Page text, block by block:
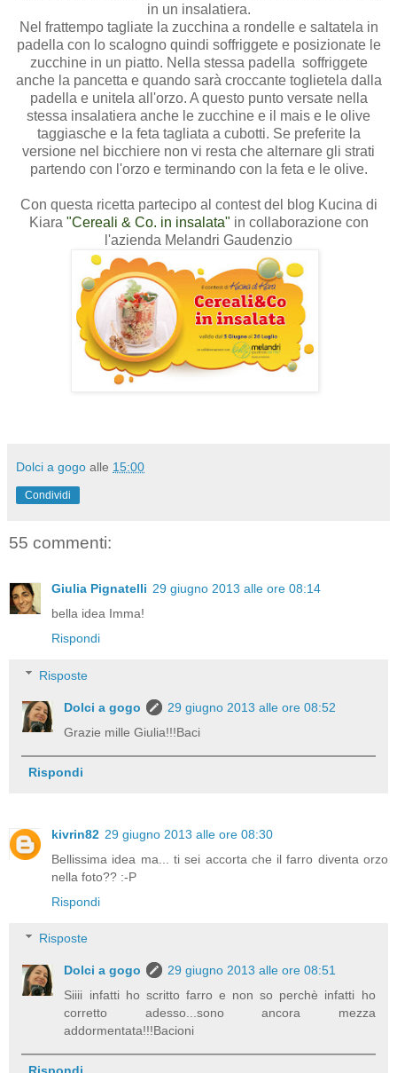
in un insalatiera.
Nel frattempo tagliate la zucchina a rondelle e saltatela in
padella con lo scalogno quindi soffriggete e posizionate le
zucchine in un piatto. Nella stessa padella soffriggete
anche la pancetta e quando sarà croccante toglietela dalla
padella e unitela all'orzo. A questo punto versate nella
stessa insalatiera anche le zucchine e il mais e le olive
taggiasche e la feta tagliata a cubotti. Se preferite la
versione nel bicchiere non vi resta che alternare gli strati
partendo con l'orzo e terminando con la feta e le olive.
Con questa ricetta partecipo al contest del blog Kucina di
Kiara "Cereali & Co. in insalata" in collaborazione con
l'azienda Melandri Gaudenzio
Dolci a gogo alle 15:00
Condividi
55 commenti:
Giulia Pignatelli 29 giugno 2013 alle ore 08:14
bella idea Imma!
Rispondi
Risposte
Dolci a gogo
29 giugno 2013 alle ore 08:52
Grazie mille Giulia!!!Baci
Rispondi
kivrin82 29 giugno 2013 alle ore 08:30
Bellissima idea ma... ti sei accorta che il farro diventa orzo
nella foto?? :-P
Rispondi
Risposte
Dolci a gogo
29 giugno 2013 alle ore 08:51
Siiii infatti ho scritto farro e non so perchè infatti ho
corretto adesso...sono ancora mezza
addormentata!!!Bacioni